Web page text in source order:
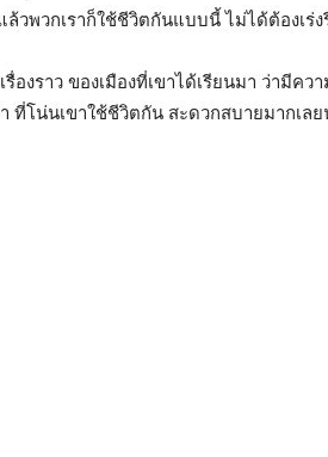
ล้วพวกเราก็ใช้ชีวิตกันแบบนี้ ไม่ได้ต้องเร่
รื่องราว ของเมืองที่เขาได้เรียนมา ว่ามี
ที่โน่นเขาใช้ชีวิตกัน สะดวกสบายมากเล